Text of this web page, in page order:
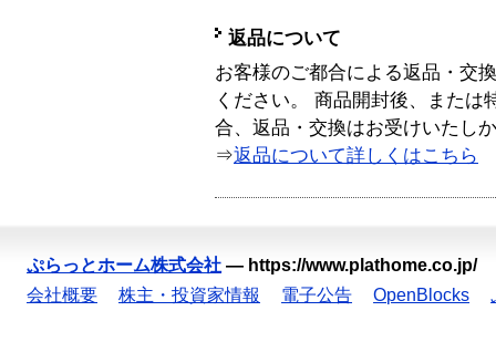
返品について
お客様のご都合による返品・交
ください。 商品開封後、または
合、返品・交換はお受けいたし
⇒返品について詳しくはこちら
ぷらっとホーム株式会社 — https://www.plathome.co.jp/
会社概要
株主・投資家情報 電子公告 OpenBlocks